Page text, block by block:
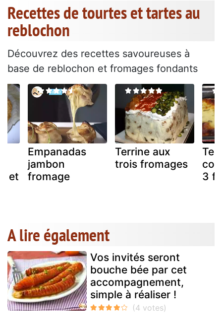
Recettes de tourtes et tartes au
reblochon
Découvrez des recettes savoureuses à
base de reblochon et fromages fondants
et
Empanadas
jambon
fromage
Terrine aux
trois fromages
3
A lire également
Vos invités seront
bouche bée par cet
accompagnement,
simple à réaliser !